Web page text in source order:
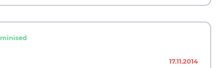
17.11.2014